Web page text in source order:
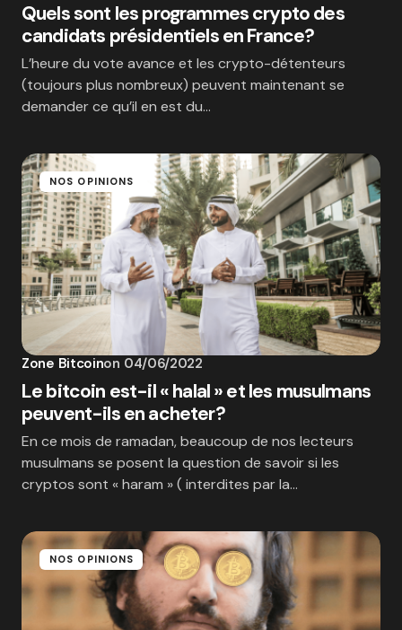
Quels sont les programmes crypto des
candidats présidentiels en France?
L’heure du vote avance et les crypto-détenteurs
(toujours plus nombreux) peuvent maintenant se
demander ce qu’il en est du…
NOS OPINIONS
Zone Bitcoinon 04/06/2022
Le bitcoin est-il « halal » et les musulmans
peuvent-ils en acheter?
En ce mois de ramadan, beaucoup de nos lecteurs
musulmans se posent la question de savoir si les
cryptos sont « haram » ( interdites par la…
NOS OPINIONS